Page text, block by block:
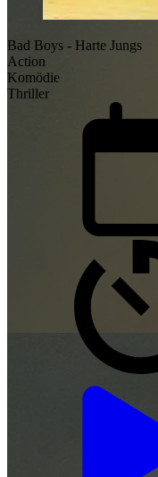
Bad Boys - Harte Jungs
Action
Komödie
Thriller